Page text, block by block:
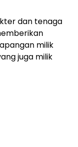
dan tenaga
milik
juga milik